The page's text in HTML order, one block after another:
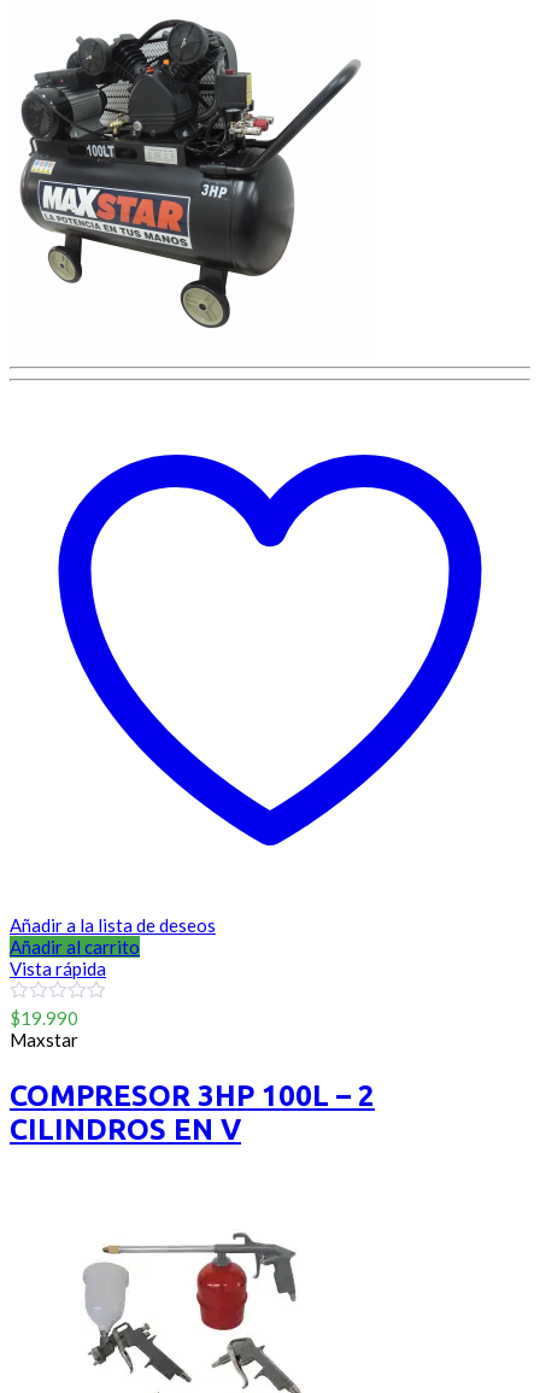
Añadir a la lista de deseos
Añadir al carrito
Vista rápida
0
out
of
$19.990
Maxstar
COMPRESOR 3HP 100L – 2
CILINDROS EN V